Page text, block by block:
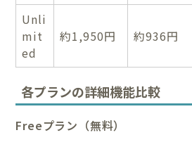
Unli
mit
ed
約1,950円 約936円
各プランの詳細機能比較
Freeプラン（無料）